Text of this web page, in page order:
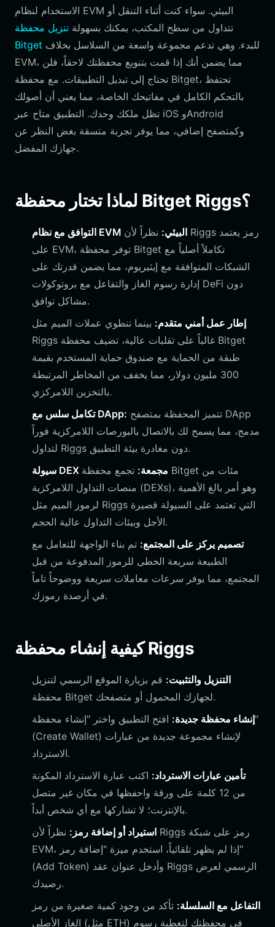
الاستخدام لنظام EVM البيئي. سواء كنت أثناء التنقل أو
تتداول من سطح المكتب، يمكنك بسهولة تنزيل محفظة
Bitget
EVM، مما يضمن أنك إذا قمت بتنويع محفظتك لاحقاً، فلن
تحتاج إلى تبديل التطبيقات. مع محفظة Bitget، تحتفظ
بالتحكم الكامل في مفاتيحك الخاصة، مما يعني أن أصولك
تظل ملكك وحدك. التطبيق متاح عبر iOS وAndroid
وكمتصفح إضافي، مما يوفر تجربة متسقة بغض النظر عن
جهازك المفضل.
لماذا تختار محفظة Bitget Riggs؟
التوافق مع نظام EVM البيئي: نظراً لأن Riggs رمز يعتمد
على EVM، توفر محفظة Bitget تكاملاً أصلياً مع
الشبكات المتوافقة مع إيثيريوم، مما يضمن قدرتك على
إدارة رسوم الغاز والتفاعل مع بروتوكولات DeFi دون
مشاكل توافق.
إطار عمل أمني متقدم: بينما تنطوي عملات الميم مثل
Riggs غالباً على تقلبات عالية، تضيف محفظة Bitget
طبقة من الحماية مع صندوق حماية المستخدم بقيمة
300 مليون دولار، مما يخفف من المخاطر المرتبطة
بالتخزين اللامركزي.
تكامل سلس مع DApp:
مدمج، مما يسمح لك بالاتصال بالبورصات اللامركزية فوراً
لتداول Riggs دون مغادرة بيئة التطبيق.
سيولة DEX مجمعة: تجمع محفظة Bitget مئات من
منصات التداول اللامركزية (DEXs)، وهو أمر بالغ الأهمية
لرموز الميم مثل Riggs التي تعتمد على السيولة قصيرة
الأجل وبيئات التداول عالية الحجم.
تصميم يركز على المجتمع: تم بناء الواجهة للتعامل مع
الطبيعة سريعة الخطى للرموز المدفوعة من قبل
المجتمع، مما يوفر سرعات معاملات سريعة ووضوحاً تاماً
في أرصدة رموزك.
كيفية إنشاء محفظة Riggs
التنزيل والتثبيت: قم بزيارة الموقع الرسمي لتنزيل
محفظة Bitget لجهازك المحمول أو متصفحك.
إنشاء محفظة جديدة: افتح التطبيق واختر "إنشاء محفظة"
(Create Wallet) لإنشاء مجموعة جديدة من عبارات
الاسترداد.
تأمين عبارات الاسترداد: اكتب عبارة الاسترداد المكونة
من 12 كلمة على ورقة واحفظها في مكان غير متصل
بالإنترنت؛ لا تشاركها مع أي شخص أبداً.
استيراد أو إضافة رمز: نظراً لأن Riggs رمز على شبكة
EVM، إذا لم يظهر تلقائياً، استخدم ميزة "إضافة رمز"
(Add Token) وأدخل عنوان عقد Riggs الرسمي لعرض
رصيدك.
التفاعل مع السلسلة: تأكد من وجود كمية صغيرة من رمز
الغاز الأصلي (مثل ETH) في محفظتك لتغطية رسوم